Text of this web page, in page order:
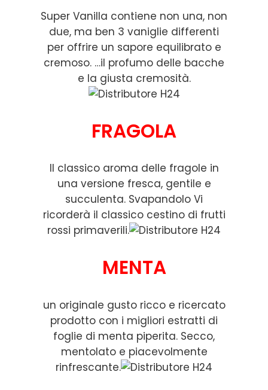
Super Vanilla contiene non una, non
due, ma ben 3 vaniglie differenti
per offrire un sapore equilibrato e
cremoso. …il profumo delle bacche
e la giusta cremosità.
FRAGOLA
Il classico aroma delle fragole in
una versione fresca, gentile e
succulenta. Svapandolo Vi
ricorderà il classico cestino di frutti
rossi primaverili.
MENTA
un originale gusto ricco e ricercato
prodotto con i migliori estratti di
foglie di menta piperita. Secco,
mentolato e piacevolmente
rinfrescante.